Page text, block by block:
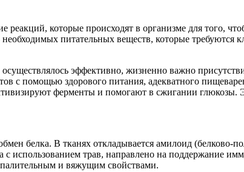
которые происходят в организме для того,
питательных веществ, которые требуются
эффективно, жизненно важно
с помощью здорового питания, адекватного
ферменты и помогают в сжигании глюкозы.
белка. В тканях откладывается амилоид
с использованием трав, направлено на поддержание
и вяжущим свойствами.